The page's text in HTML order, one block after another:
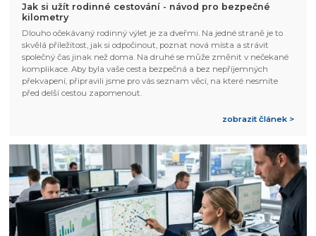
Jak si užít rodinné cestování - návod pro bezpečné
kilometry
Dlouho očekávaný rodinný výlet je za dveřmi. Na jedné straně je to
skvělá příležitost, jak si odpočinout, poznat nová místa a strávit
společný čas jinak než doma. Na druhé se může změnit v nečekané
komplikace. Aby byla vaše cesta bezpečná a bez nepříjemných
překvapení, připravili jsme pro vás seznam věcí, na které nesmíte
před delší cestou zapomenout.
zobrazit článek >